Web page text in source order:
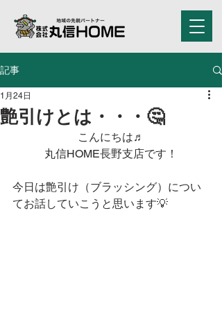
記事
艶引けとは・・・🤔
1月24日
こんにちは♬
丸信HOME長野支店です！
今日は艶引け（ブラッシング）につい
てお話していこうと思います💡